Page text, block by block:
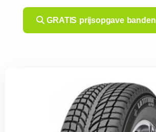
GRATIS prijsopgave banden